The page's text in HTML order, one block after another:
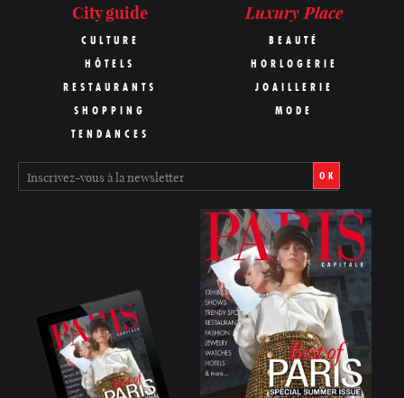
City guide
CULTURE
HÔTELS
RESTAURANTS
SHOPPING
TENDANCES
Luxury Place
BEAUTÉ
HORLOGERIE
JOAILLERIE
MODE
OK